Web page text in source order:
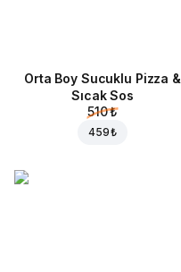
Orta Boy Sucuklu Pizza &
Sıcak Sos
510 ₺
459 ₺